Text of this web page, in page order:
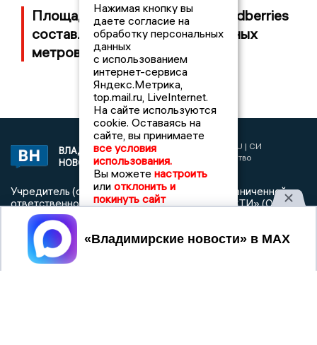
Площадь пожара на складе Wildberries
составляет 100 тысяч квадратных
метров
ВЛАДИМИРСКИЕ
НОВОСТИ
2017 © NEWSVLADIMIR.RU | СИ
«Информационное агентство
Владимирские новости»
Учредитель (соучредители): Общество с ограниченной
ответственностью «РЕГИОНАЛЬНЫЕ НОВОСТИ» (ОГРН
1107154017354)
Главный редактор: Мазов С. А.
Телефон редакции:
Нажимая кнопку вы
даете согласие на
обработку персональных
данных
с использованием
интернет-сервиса
Яндекс.Метрика,
top.mail.ru, LiveInternet.
На сайте используются
cookie. Оставаясь на
сайте, вы принимаете
все условия
использования.
Вы можете настроить
или отклонить и
покинуть сайт
Принять